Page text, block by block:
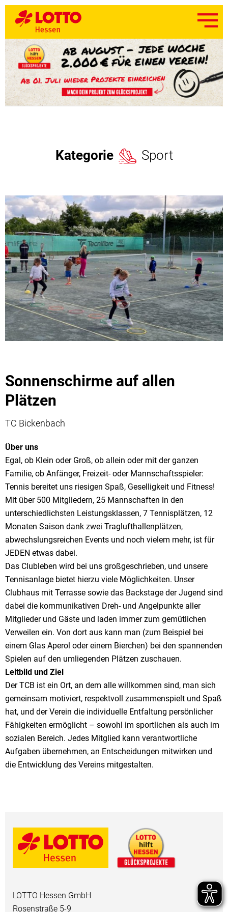
Kategorie Sport
Sonnenschirme auf allen
Plätzen
TC Bickenbach
Über uns
Egal, ob Klein oder Groß, ob allein oder mit der ganzen
Familie, ob Anfänger, Freizeit- oder Mannschaftsspieler:
Tennis bereitet uns riesigen Spaß, Geselligkeit und Fitness!
Mit über 500 Mitgliedern, 25 Mannschaften in den
unterschiedlichsten Leistungsklassen, 7 Tennisplätzen, 12
Monaten Saison dank zwei Traglufthallenplätzen,
abwechslungsreichen Events und noch vielem mehr, ist für
JEDEN etwas dabei.
Das Clubleben wird bei uns großgeschrieben, und unsere
Tennisanlage bietet hierzu viele Möglichkeiten. Unser
Clubhaus mit Terrasse sowie das Backstage der Jugend sind
dabei die kommunikativen Dreh- und Angelpunkte aller
Mitglieder und Gäste und laden immer zum gemütlichen
Verweilen ein. Von dort aus kann man (zum Beispiel bei
einem Glas Aperol oder einem Bierchen) bei den spannenden
Spielen auf den umliegenden Plätzen zuschauen.
Leitbild und Ziel
Der TCB ist ein Ort, an dem alle willkommen sind, man sich
gemeinsam motiviert, respektvoll zusammenspielt und Spaß
hat, und der Verein die individuelle Entfaltung persönlicher
Fähigkeiten ermöglicht – sowohl im sportlichen als auch im
sozialen Bereich. Jedes Mitglied kann verantwortliche
Aufgaben übernehmen, an Entscheidungen mitwirken und
die Entwicklung des Vereins mitgestalten.
LOTTO Hessen GmbH
Rosenstraße 5-9